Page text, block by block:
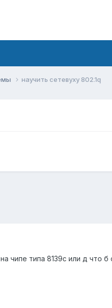
научить сетевуху 802.1q
чипе типа 8139с или д что